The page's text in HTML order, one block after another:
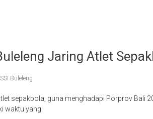
Jaring Atlet
Buleleng
sepakbola, guna menghadapi Porprov Bali
waktu yang